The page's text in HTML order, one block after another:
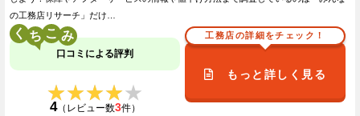
の工務店リサーチ」だけ…
く こ
口コミによる評判
★★★★★
★★★★★
4（レビュー数3件）
工務店の詳細をチェック！
もっと詳しく見る